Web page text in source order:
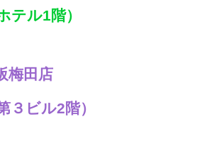
ル1階）
梅田店
ビル2階）